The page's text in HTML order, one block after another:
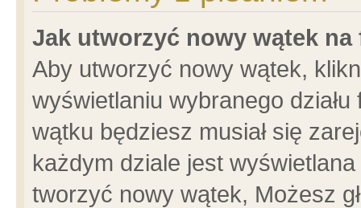
Jak utworzyć nowy wątek na
Aby utworzyć nowy wątek,
wyświetlaniu wybranego
wątku będziesz musiał się
każdym dziale jest
tworzyć nowy wątek, Możesz